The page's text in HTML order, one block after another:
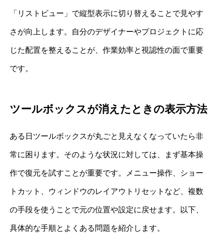
「リストビュー」で縦型表示に切り替えることで見やす
さが向上します。自分のデザイナーやプロジェクトに応
じた配置を整えることが、作業効率と視認性の面で重要
です。
ツールボックスが消えたときの表示方法
ある日ツールボックスが丸ごと見えなくなっていたら非
常に困ります。そのような状況に対しては、まず基本操
作で復元を試すことが重要です。メニュー操作、ショー
トカット、ウィンドウのレイアウトリセットなど、複数
の手段を使うことで元の位置や設定に戻せます。以下、
具体的な手順とよくある問題を紹介します。